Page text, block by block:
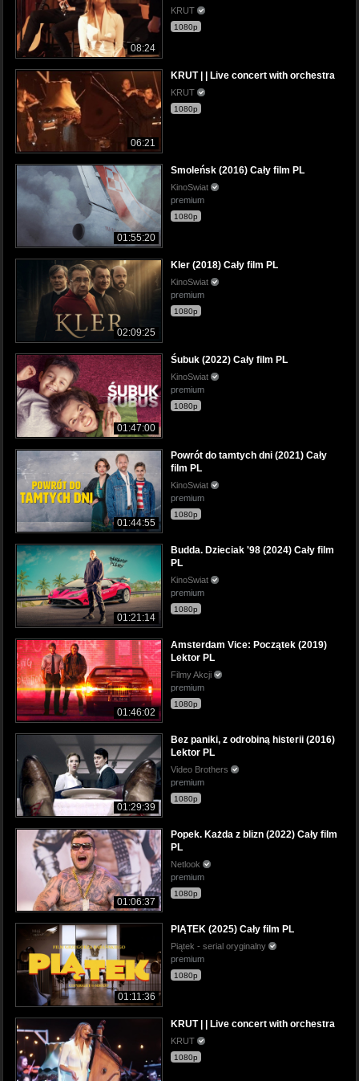
08:24
KRUT
1080p
06:21
KRUT | | Live concert with orchestra
KRUT
1080p
01:55:20
Smoleńsk (2016) Cały film PL
KinoSwiat
premium
1080p
02:09:25
Kler (2018) Cały film PL
KinoSwiat
premium
1080p
01:47:00
Śubuk (2022) Cały film PL
KinoSwiat
premium
1080p
01:44:55
Powrót do tamtych dni (2021) Cały
film PL
KinoSwiat
premium
1080p
01:21:14
Budda. Dzieciak '98 (2024) Cały film
PL
KinoSwiat
premium
1080p
01:46:02
Amsterdam Vice: Początek (2019)
Lektor PL
Filmy Akcji
premium
1080p
01:29:39
Bez paniki, z odrobiną histerii (2016)
Lektor PL
Video Brothers
premium
1080p
01:06:37
Popek. Każda z blizn (2022) Cały film
PL
Netlook
premium
1080p
01:11:36
PIĄTEK (2025) Cały film PL
Piątek - serial oryginalny
premium
1080p
KRUT | | Live concert with orchestra
KRUT
1080p